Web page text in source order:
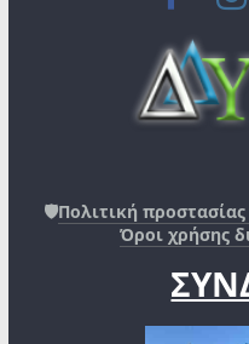
🛡️Πολιτική
Όροι χρήσης